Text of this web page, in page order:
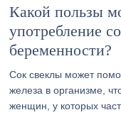
Какой пользы
употребление
беременности?
Сок свеклы может
железа в организме,
женщин, у которых